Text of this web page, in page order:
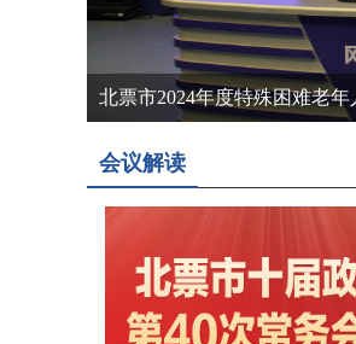
北票市2024年度特殊困难老
会议解读